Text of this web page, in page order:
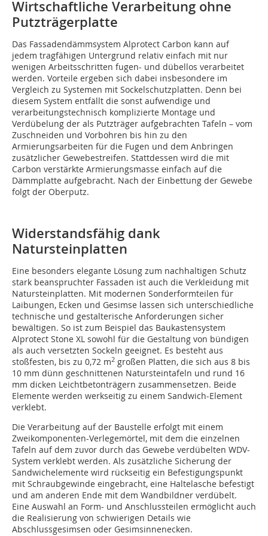
Wirtschaftliche Verarbeitung ohne
Putzträgerplatte
Das Fassadendämmsystem Alprotect Carbon kann auf
jedem tragfähigen Untergrund relativ einfach mit nur
wenigen Arbeitsschritten fugen- und dübellos verarbeitet
werden. Vorteile ergeben sich dabei insbesondere im
Vergleich zu Systemen mit Sockelschutzplatten. Denn bei
diesem System entfällt die sonst aufwendige und
verarbeitungstechnisch komplizierte Montage und
Verdübelung der als Putzträger aufgebrachten Tafeln – vom
Zuschneiden und Vorbohren bis hin zu den
Armierungsarbeiten für die Fugen und dem Anbringen
zusätzlicher Gewebestreifen. Stattdessen wird die mit
Carbon verstärkte Armierungsmasse einfach auf die
Dämmplatte aufgebracht. Nach der Einbettung der Gewebe
folgt der Oberputz.
Widerstandsfähig dank
Natursteinplatten
Eine besonders elegante Lösung zum nachhaltigen Schutz
stark beanspruchter Fassaden ist auch die Verkleidung mit
Natursteinplatten. Mit modernen Sonderformteilen für
Laibungen, Ecken und Gesimse lassen sich unterschiedliche
technische und gestalterische Anforderungen sicher
bewältigen. So ist zum Beispiel das Baukastensystem
Alprotect Stone XL sowohl für die Gestaltung von bündigen
als auch versetzten Sockeln geeignet. Es besteht aus
stoßfesten, bis zu 0,72 m2 großen Platten, die sich aus 8 bis
10 mm dünn geschnittenen Natursteintafeln und rund 16
mm dicken Leichtbetonträgern zusammensetzen. Beide
Elemente werden werkseitig zu einem Sandwich-Element
verklebt.
Die Verarbeitung auf der Baustelle erfolgt mit einem
Zweikomponenten-Verlegemörtel, mit dem die einzelnen
Tafeln auf dem zuvor durch das Gewebe verdübelten WDV-
System verklebt werden. Als zusätzliche Sicherung der
Sandwichelemente wird rückseitig ein Befestigungspunkt
mit Schraubgewinde eingebracht, eine Haltelasche befestigt
und am anderen Ende mit dem Wandbildner verdübelt.
Eine Auswahl an Form- und Anschlussteilen ermöglicht auch
die Realisierung von schwierigen Details wie
Abschlussgesimsen oder Gesimsinnenecken.